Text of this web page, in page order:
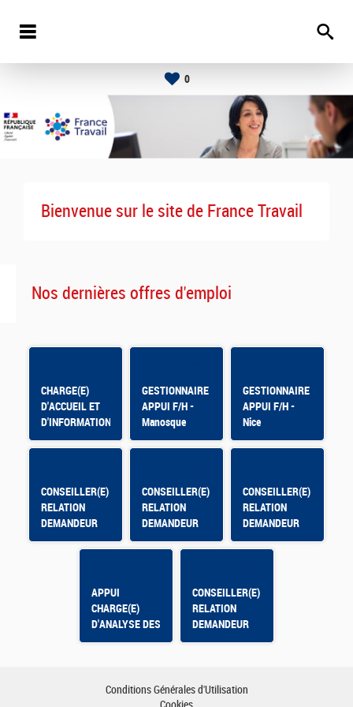
0
Bienvenue sur le site de France Travail
Nos dernières offres d'emploi
CHARGE(E)
D'ACCUEIL ET
D'INFORMATION
GESTIONNAIRE
APPUI F/H -
Manosque
GESTIONNAIRE
APPUI F/H -
Nice
CONSEILLER(E)
RELATION
DEMANDEUR
D'EMPLOI -
CONSEILLER(E)
RELATION
DEMANDEUR
D'EMPLOI
CONSEILLER(E)
RELATION
DEMANDEUR
D'EMPLOI -
Montpellier Mas
APPUI
CHARGE(E)
D'ANALYSE DES
DONNEES DE
APPRENTISSAGE
CONSEILLER(E)
RELATION
DEMANDEUR
D'EMPLOI
Conditions Générales d'Utilisation